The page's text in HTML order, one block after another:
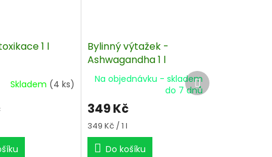
1 l
Skladem (4 ks)
Bylinný výtažek -
Ashwagandha 1 l
Na objednávku - skladem
do 7 dnů
349 Kč
Měrná
cena:
349 Kč / 1 l
Do košíku
Další
produkt